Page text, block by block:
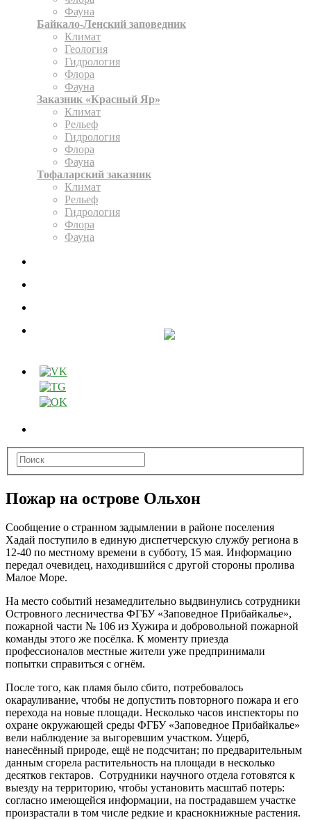
Фауна
Байкало-Ленский заповедник
Климат
Геология
Гидрология
Флора
Фауна
Заказник «Красный Яр»
Климат
Рельеф
Гидрология
Флора
Фауна
Тофаларский заказник
Климат
Рельеф
Гидрология
Флора
Фауна
Пожар на острове Ольхон
Сообщение о странном задымлении в районе поселения
Хадай поступило в единую диспетчерскую службу региона в
12-40 по местному времени в субботу, 15 мая. Информацию
передал очевидец, находившийся с другой стороны пролива
Малое Море.
На место событий незамедлительно выдвинулись сотрудники
Островного лесничества ФГБУ «Заповедное Прибайкалье»,
пожарной части № 106 из Хужира и добровольной пожарной
команды этого же посёлка. К моменту приезда
профессионалов местные жители уже предпринимали
попытки справиться с огнём.
После того, как пламя было сбито, потребовалось
окарауливание, чтобы не допустить повторного пожара и его
перехода на новые площади. Несколько часов инспекторы по
охране окружающей среды ФГБУ «Заповедное Прибайкалье»
вели наблюдение за выгоревшим участком. Ущерб,
нанесённый природе, ещё не подсчитан; по предварительным
данным сгорела растительность на площади в несколько
десятков гектаров. Сотрудники научного отдела готовятся к
выезду на территорию, чтобы установить масштаб потерь:
согласно имеющейся информации, на пострадавшем участке
произрастали в том числе редкие и краснокнижные растения.